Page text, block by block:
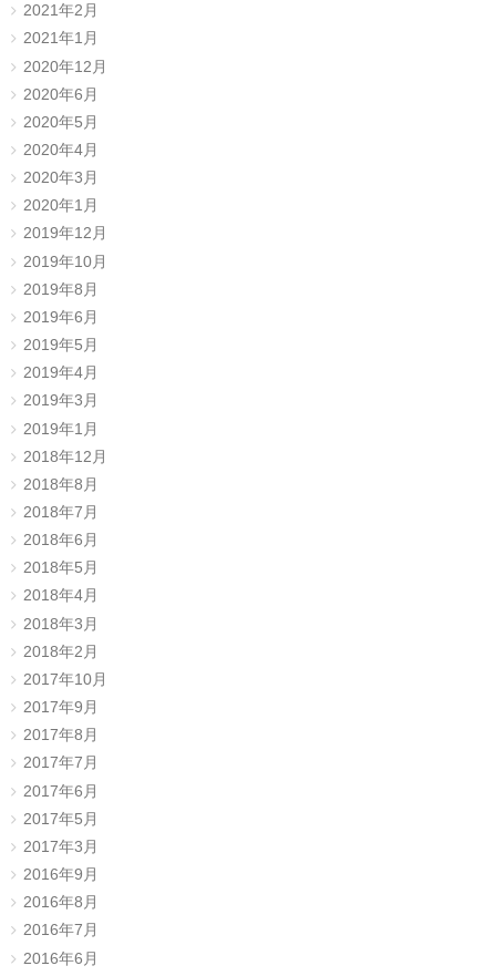
2021年2月
2021年1月
2020年12月
2020年6月
2020年5月
2020年4月
2020年3月
2020年1月
2019年12月
2019年10月
2019年8月
2019年6月
2019年5月
2019年4月
2019年3月
2019年1月
2018年12月
2018年8月
2018年7月
2018年6月
2018年5月
2018年4月
2018年3月
2018年2月
2017年10月
2017年9月
2017年8月
2017年7月
2017年6月
2017年5月
2017年3月
2016年9月
2016年8月
2016年7月
2016年6月